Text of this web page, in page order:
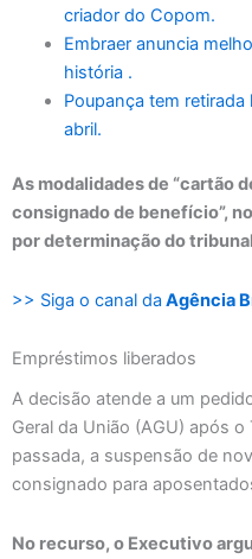
criador do Copom.
Embraer anuncia
história .
Poupança tem
abril.
As modalidades de “cartão
consignado de benefício”,
por determinação do
>> Siga o canal da Agência
Empréstimos liberados
A decisão atende a um
Geral da União (AGU) após
passada, a suspensão de
consignado para
No recurso, o Executivo